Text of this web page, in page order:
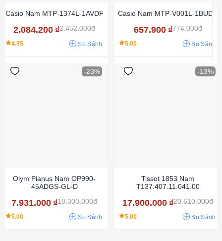
Casio Nam MTP-1374L-1AVDF
2.084.200 ₫2.452.000đ
4.95 So Sánh
Casio Nam MTP-V001L-1BUDF
657.900 ₫774.000đ
5.00 So Sánh
-23%
Olym Pianus Nam OP990-
45ADGS-GL-D
7.931.000 ₫10.300.000đ
5.00 So Sánh
-13%
Tissot 1853 Nam
T137.407.11.041.00
17.900.000 ₫20.610.000đ
5.00 So Sánh